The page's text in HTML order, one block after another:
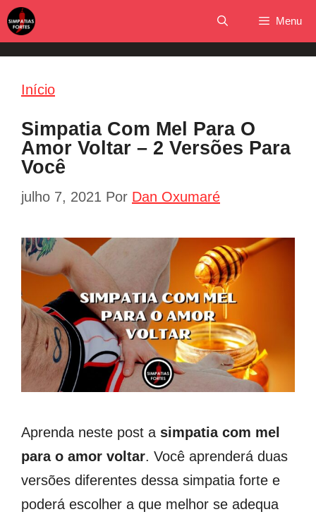
Pular
para
o
conteúdo
Menu
Início
Simpatia Com Mel Para O
Amor Voltar – 2 Versões Para
Você
julho 7, 2021 Por Dan Oxumaré
Aprenda neste post a simpatia com mel
para o amor voltar. Você aprenderá duas
versões diferentes dessa simpatia forte e
poderá escolher a que melhor se adequa